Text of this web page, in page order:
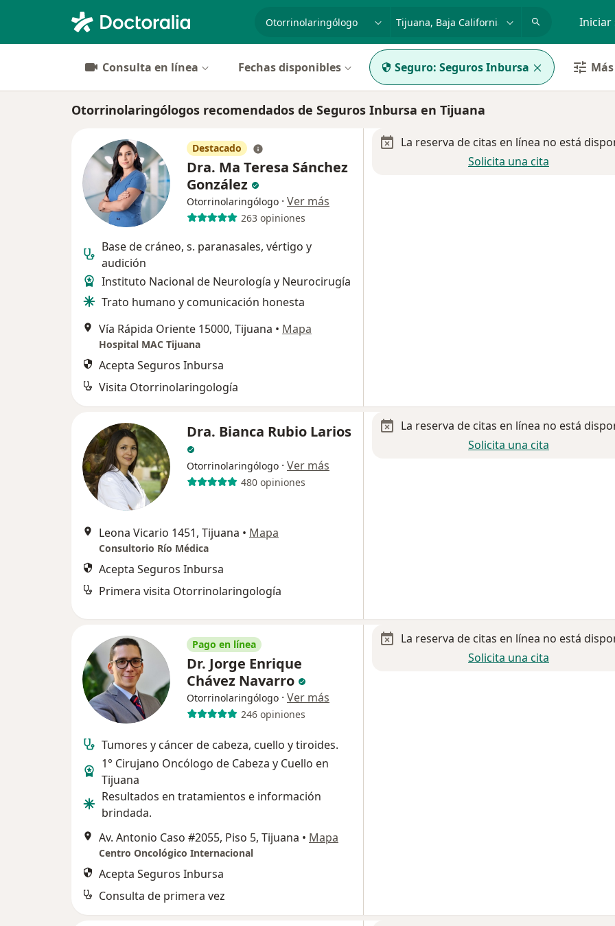
especialidad, enfermedad o nombre Iniciar
Consulta en línea Fechas disponibles Seguro: Seguros Inbursa
Otorrinolaringólogos recomendados de Seguros Inbursa en Tijuana
Destacado
Dra. Ma Teresa Sánchez
González
Otorrinolaringólogo · Ver más
263 opiniones
Base de cráneo, s. paranasales, vértigo y
audición
Instituto Nacional de Neurología y Neurocirugía
Trato humano y comunicación honesta
Vía Rápida Oriente 15000, Tijuana • Mapa
Hospital MAC Tijuana
Acepta Seguros Inbursa
Visita Otorrinolaringología
La reserva de citas en línea no está
Solicita una cita
Dra. Bianca Rubio Larios
Otorrinolaringólogo · Ver más
480 opiniones
Leona Vicario 1451, Tijuana • Mapa
Consultorio Río Médica
Acepta Seguros Inbursa
Primera visita Otorrinolaringología
La reserva de citas en línea no está
Solicita una cita
Pago en línea
Dr. Jorge Enrique
Chávez Navarro
Otorrinolaringólogo · Ver más
246 opiniones
Tumores y cáncer de cabeza, cuello y tiroides.
1° Cirujano Oncólogo de Cabeza y Cuello en
Tijuana
Resultados en tratamientos e información
brindada.
Av. Antonio Caso #2055, Piso 5, Tijuana • Mapa
Centro Oncológico Internacional
Acepta Seguros Inbursa
Consulta de primera vez
La reserva de citas en línea no está
Solicita una cita